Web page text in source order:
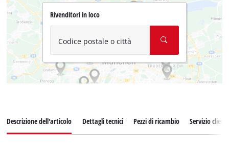
Rivenditori in loco
Codice postale o città
Descrizione dell'articolo Dettagli tecnici Pezzi di ricambio Servizio clienti